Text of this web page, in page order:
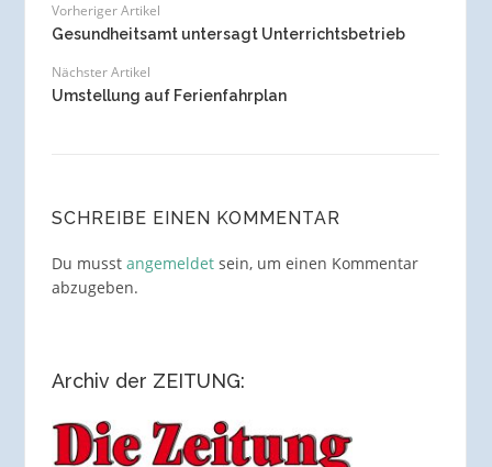
Vorheriger Artikel
Gesundheitsamt untersagt Unterrichtsbetrieb
Nächster Artikel
Umstellung auf Ferienfahrplan
SCHREIBE EINEN KOMMENTAR
Du musst angemeldetsein, um einen Kommentar
abzugeben.
Archiv der ZEITUNG: